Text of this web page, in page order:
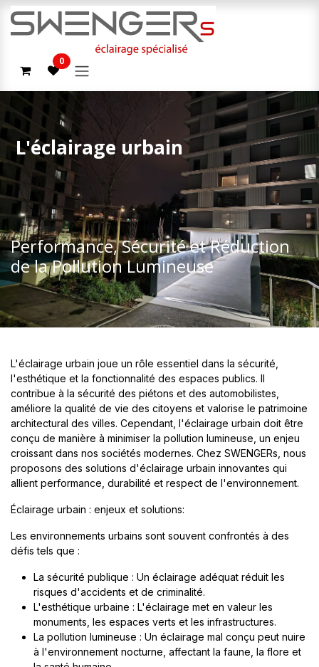
Zum Inhalt springen
0
L'éclairage urbain
Performance, Sécurité et Réduction
de la Pollution Lumineuse
L'éclairage urbain joue un rôle essentiel dans la sécurité,
l'esthétique et la fonctionnalité des espaces publics. Il
contribue à la sécurité des piétons et des automobilistes,
améliore la qualité de vie des citoyens et valorise le patrimoine
architectural des villes. Cependant, l'éclairage urbain doit être
conçu de manière à minimiser la pollution lumineuse, un enjeu
croissant dans nos sociétés modernes. Chez SWENGERs, nous
proposons des solutions d'éclairage urbain innovantes qui
allient performance, durabilité et respect de l'environnement.
Éclairage urbain : enjeux et solutions:
Les environnements urbains sont souvent confrontés à des
défis tels que :
La sécurité publique : Un éclairage adéquat réduit les
risques d'accidents et de criminalité.
L'esthétique urbaine : L'éclairage met en valeur les
monuments, les espaces verts et les infrastructures.
La pollution lumineuse : Un éclairage mal conçu peut nuire
à l'environnement nocturne, affectant la faune, la flore et